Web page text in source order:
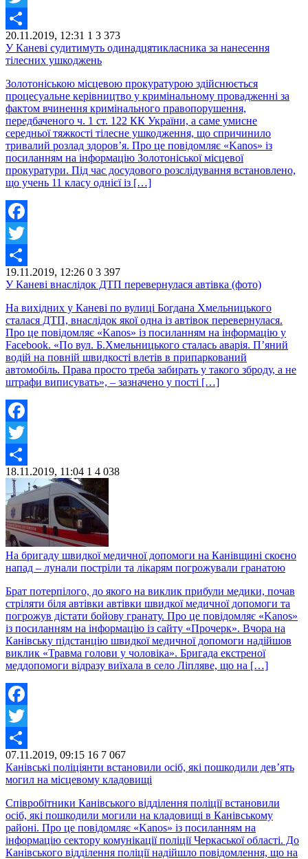
Twitter
Share
20.11.2019, 12:31 1 3 373
У Каневі судитимуть одинадцятикласника за нанесення
тілесних ушкоджень
Золотоніською місцевою прокуратурою здійснюється
процесуальне керівництво у кримінальному провадженні за
фактом вчинення кримінального правопорушення,
передбаченого ч. 1 ст. 122 КК України, а саме умисне
середньої тяжкості тілесне ушкодження, що спричинило
тривалий розлад здоров’я. Про це повідомляє «Kanos» із
посиланням на інформацію Золотоніської місцевої
прокуратури. Під час досудового розслідування встановлено,
що учень 11 класу однієї із […]
Facebook
Twitter
Share
19.11.2019, 12:26 0 3 397
У Каневі внаслідок ДТП перевернулася автівка (фото)
На вихідних у Каневі по вулиці Богдана Хмельницького
сталася ДТП, внаслідок якої одна із автівок перевернулася.
Про це повідомляє «Kanos» із посиланням на інформацію у
Facebook. «По вул. Б.Хмельницького сталась аварія. П’яний
водій на повній швидкості влетів в припаркований
автомобіль. Права просто треба забирать у такого зброду, а не
штрафи виписувать», – зазначено у пості […]
Facebook
Twitter
Share
18.11.2019, 11:04 1 4 038
На бригаду швидкої медичної допомоги на Канівщині скоєно
напад – лунали постріли та лікарям погрожували гранатою
Брат потерпілого, до якого на виклик прибули медики, почав
стріляти біля автівки автівки швидкої медичної допомоги та
погрожув дістати бойову гранату. Про це повідомляє «Kanos»
із посиланням на інформацію із сайту «Прочерк». Вчора на
Канівську підстанцію швидкої медичної допомоги надійшов
виклик «Травма голови у чоловіка». Бригада екстреної
меддопомоги відразу виїхала в село Ліпляве, що на […]
Facebook
Twitter
Share
07.11.2019, 09:15 16 7 067
Канівські поліціянти встановили осіб, які пошкодили дев’ять
могил на місцевому кладовищі
Співробітники Канівського відділення поліції встановили
осіб, які пошкодили могили на кладовищі в Канівському
районі. Про це повідомляє «Kanos» із посиланням на
інформацію сектору комунікації поліції Черкаської області. До
Канівського відділення поліції надійшло повідомлення, що на